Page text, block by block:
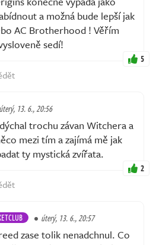
a možná bude lepší jak
AC Brotherhood ! Věřím
sedí!
5
úterý, 13. 6., 20:56
trochu závan Witchera a
mezi tím a zajímá mě jak
ty mystická zvířata.
2
úterý, 13. 6., 20:57
zase tolik nenadchnul. Co